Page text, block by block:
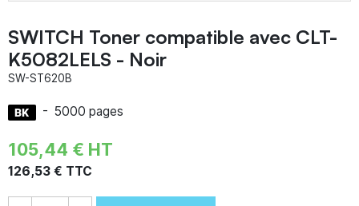
SWITCH Toner compatible avec CLT-
K5082LELS - Noir
SW-ST620B
- 5000 pages
105,44 € HT
126,53 € TTC